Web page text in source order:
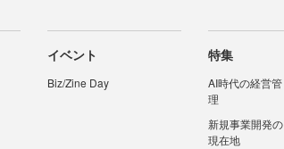
イベント
Biz/Zine Day
特集
AI時代の経営管
理
新規事業開発の
現在地